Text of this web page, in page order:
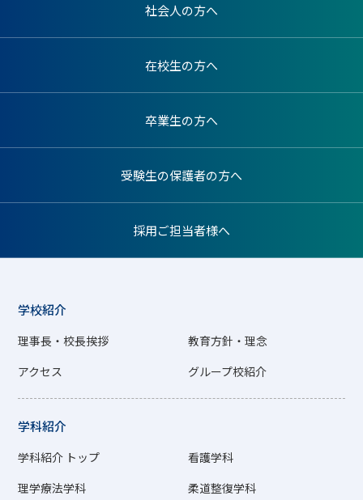
社会人の方へ
在校生の方へ
卒業生の方へ
受験生の保護者の方へ
採用ご担当者様へ
学校紹介
理事長・校長挨拶
教育方針・理念
アクセス
グループ校紹介
学科紹介
学科紹介 トップ
看護学科
理学療法学科
柔道整復学科